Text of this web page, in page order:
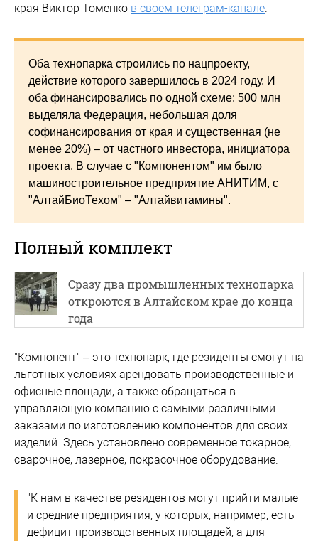
края Виктор Томенко в своем телеграм-канале
Оба технопарка строились по нацпроекту,
действие которого завершилось в 2024 году. И
оба финансировались по одной схеме: 500 млн
выделяла Федерация, небольшая доля
софинансирования от края и существенная (не
менее 20%) – от частного инвестора, инициатора
проекта. В случае с "Компонентом" им было
машиностроительное предприятие АНИТИМ, с
"АлтайБиоТехом" – "Алтайвитамины".
Полный комплект
Сразу два промышленных технопарка
откроются в Алтайском крае до конца
года
"Компонент" – это технопарк, где резиденты смогут на
льготных условиях арендовать производственные и
офисные площади, а также обращаться в
управляющую компанию с самыми различными
заказами по изготовлению компонентов для своих
изделий. Здесь установлено современное токарное,
сварочное, лазерное, покрасочное оборудование.
"К нам в качестве резидентов могут прийти малые
и средние предприятия, у которых, например, есть
дефицит производственных площадей, а для